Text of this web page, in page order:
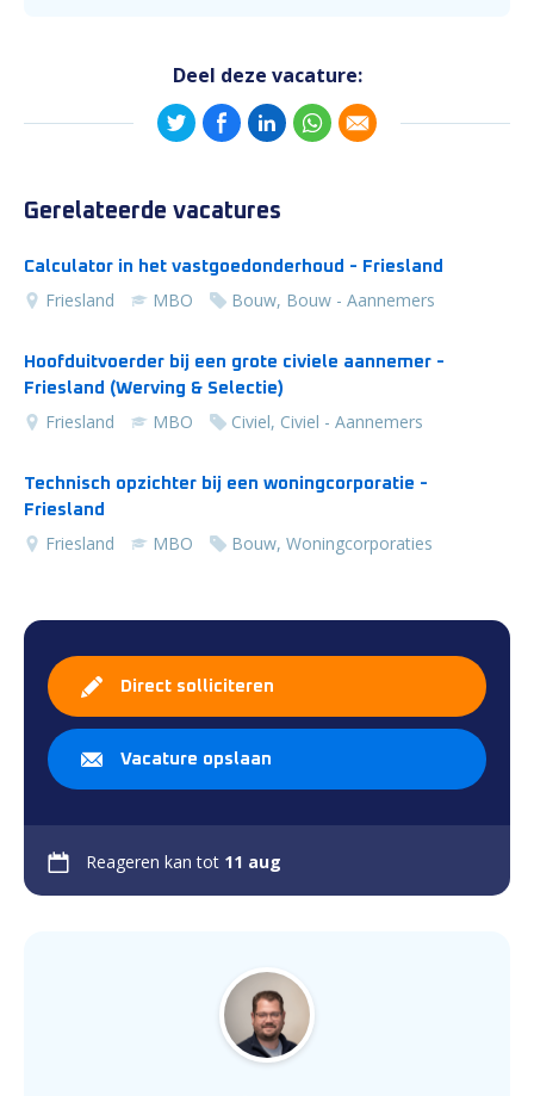
Deel deze vacature:
Gerelateerde vacatures
Calculator in het vastgoedonderhoud - Friesland
Friesland MBO Bouw, Bouw - Aannemers
Hoofduitvoerder bij een grote civiele aannemer -
Friesland (Werving & Selectie)
Friesland MBO Civiel, Civiel - Aannemers
Technisch opzichter bij een woningcorporatie -
Friesland
Friesland MBO Bouw, Woningcorporaties
Direct solliciteren
Vacature opslaan
Reageren kan tot 11 aug